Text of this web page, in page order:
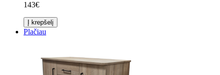
143€
Į krepšelį
Plačiau